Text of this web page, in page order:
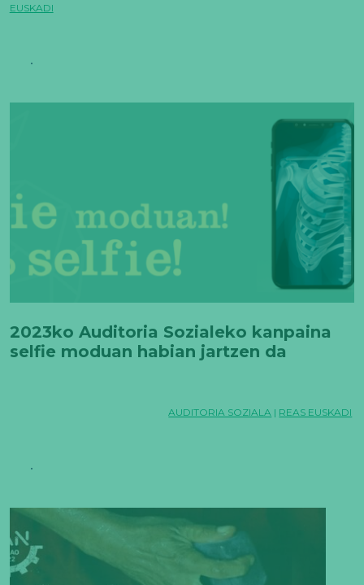
EUSKADI
2023ko Auditoria Sozialeko kanpaina
selfie moduan habian jartzen da
AUDITORIA SOZIALA | REAS EUSKADI